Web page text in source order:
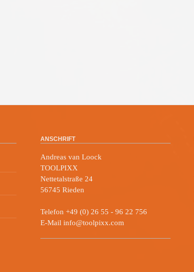
ANSCHRIFT
Andreas van Loock
TOOLPIXX
Nettetalstraße 24
56745 Rieden
Telefon +49 (0) 26 55 - 96 22 756
E-Mail info@toolpixx.com